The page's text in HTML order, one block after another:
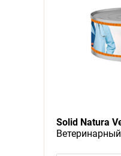
Solid Natura